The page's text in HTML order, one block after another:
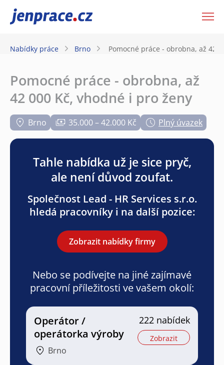
JenPráce.cz
Nabídky práce Brno Pomocné práce - obrobna, až 42
Pomocné práce - obrobna, až
42 000 Kč, vhodné i pro ženy
Brno 35.000 – 42.000 Kč Plný úvazek
Tahle nabídka už je sice pryč,
ale není důvod zoufat.
Společnost Lead - HR Services s.r.o.
hledá pracovníky i na další pozice:
Zobrazit nabídky firmy
Nebo se podívejte na jiné zajímavé
pracovní příležitosti ve vašem okolí:
Operátor /
operátorka výroby
Brno
222 nabídek
Zobrazit